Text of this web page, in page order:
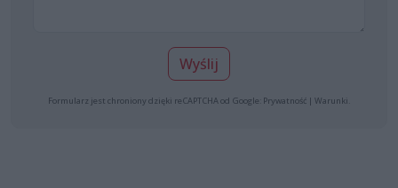
Wyślij
Formularz jest chroniony dzięki reCAPTCHA od Google: Prywatność | Warunki